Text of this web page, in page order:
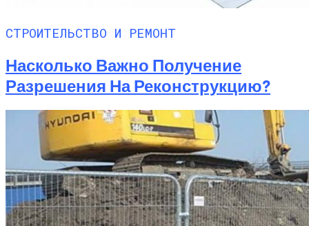
СТРОИТЕЛЬСТВО И РЕМОНТ
Насколько Важно Получение
Разрешения На Реконструкцию?